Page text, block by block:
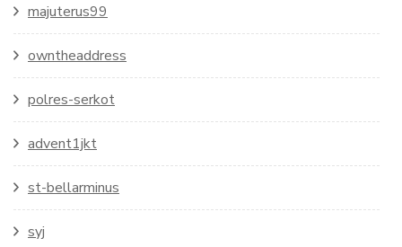
majuterus99
owntheaddress
polres-serkot
advent1jkt
st-bellarminus
syj